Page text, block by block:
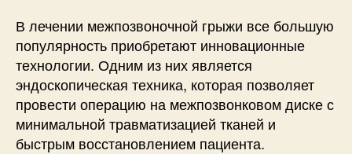
В лечении межпозвоночной грыжи все большую
популярность приобретают инновационные
технологии. Одним из них является
эндоскопическая техника, которая позволяет
провести операцию на межпозвонковом диске с
минимальной травматизацией тканей и
быстрым восстановлением пациента.